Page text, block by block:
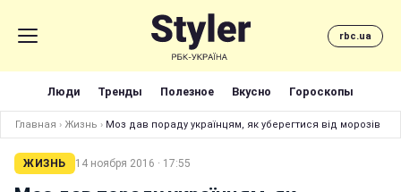
rbc.ua
Люди Тренды Полезное Вкусно Гороскопы
Главная › Жизнь › Моз дав пораду українцям, як уберегтися від морозів
ЖИЗНЬ 14 ноября 2016 · 17:55